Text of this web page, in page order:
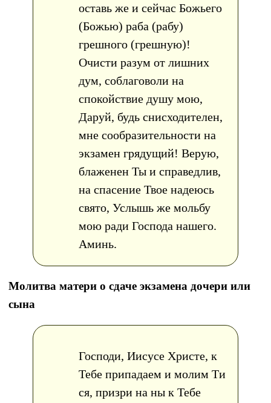
оставь же и сейчас Божьего
(Божью) раба (рабу)
грешного (грешную)!
Очисти разум от лишних
дум, соблаговоли на
спокойствие душу мою,
Даруй, будь снисходителен,
мне сообразительности на
экзамен грядущий! Верую,
блаженен Ты и справедлив,
на спасение Твое надеюсь
свято, Услышь же мольбу
мою ради Господа нашего.
Аминь.
Молитва матери о сдаче экзамена дочери или
сына
Господи, Иисусе Христе, к
Тебе припадаем и молим Ти
ся, призри на ны к Тебе